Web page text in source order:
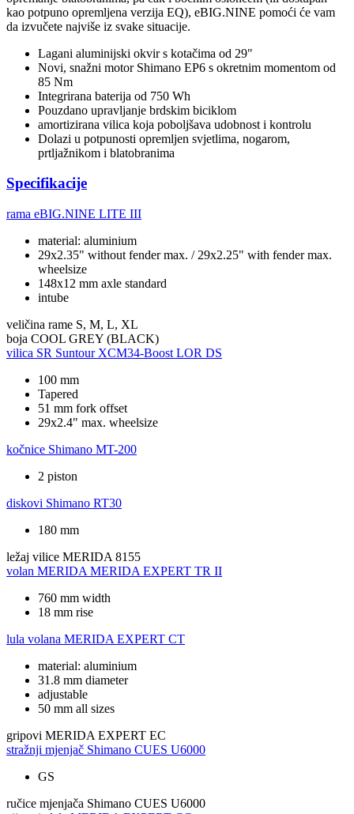
kao potpuno opremljena verzija EQ), eBIG.NINE pomoći će vam
da izvučete najviše iz svake situacije.
Lagani aluminijski okvir s kotačima od 29"
Novi, snažni motor Shimano EP6 s okretnim momentom od
85 Nm
Integrirana baterija od 750 Wh
Pouzdano upravljanje brdskim biciklom
amortizirana vilica koja poboljšava udobnost i kontrolu
Dolazi u potpunosti opremljen svjetlima, nogarom,
prtljažnikom i blatobranima
Specifikacije
rama eBIG.NINE LITE III
material: aluminium
29x2.35" without fender max. / 29x2.25" with fender max.
wheelsize
148x12 mm axle standard
intube
veličina rame S, M, L, XL
boja COOL GREY (BLACK)
vilica SR Suntour XCM34-Boost LOR DS
100 mm
Tapered
51 mm fork offset
29x2.4" max. wheelsize
kočnice Shimano MT-200
2 piston
diskovi Shimano RT30
180 mm
ležaj vilice MERIDA 8155
volan MERIDA MERIDA EXPERT TR II
760 mm width
18 mm rise
lula volana MERIDA EXPERT CT
material: aluminium
31.8 mm diameter
adjustable
50 mm all sizes
gripovi MERIDA EXPERT EC
stražnji mjenjač Shimano CUES U6000
GS
ručice mjenjača Shimano CUES U6000